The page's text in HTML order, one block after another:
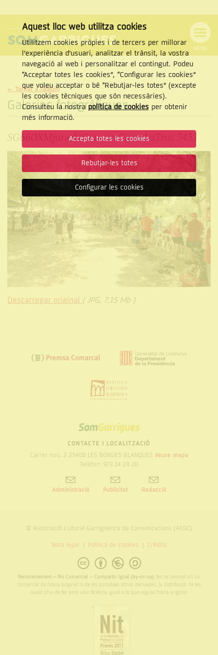
NAVEGACIÓ
MENÚ
Cercar
CERCAR
← Tornar a l'àlbum
Galeries fotogràfiques
SG660XMjunedaConcursCassolesTros 5453
Descarregar original ( JPG, 7,15 Mb )
SOM
GARRIGUES
CONTACTE I LOCALITZACIÓ
Carrer nou, 2 25400 LES BORGES BLANQUES Veure mapa
Telèfon: 973 14 24 20
Administració Publicitat Redacció
© Associació Cultural Garriguenca de Comunicacions (ACGC)
Nota legal Politica de cookies Crèdits
Reconeixement – No Comercial – Compartir Igual (by-nc-sa): No es permet un ús
comercial de l’obra original ni de les possibles obres derivades, la distribució de les
quals s’ha de fer amb una llicència igual a la que regula l’obra original.
Aquest lloc web utilitza cookies
Utilitzem cookies pròpies i de tercers per millorar
l’experiència d’usuari, analitzar el trànsit, la vostra
navegació al web i personalitzar el contingut. Podeu
“Acceptar totes les cookies”, “Configurar les cookies”
que voleu acceptar o bé “Rebutjar-les totes” (excepte
les cookies tècniques que són necessàries).
Consulteu la nostrapolítica de cookiesper obtenir
més informació.
Accepta totes les cookies
Rebutjar-les totes
Configurar les cookies